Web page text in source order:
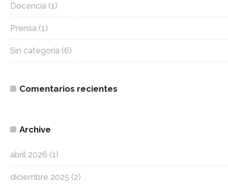
Docencia (1)
Prensa (1)
Sin categoría (6)
Comentarios recientes
Archive
abril 2026 (1)
diciembre 2025 (2)